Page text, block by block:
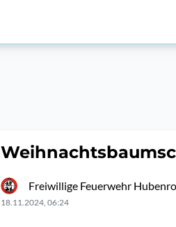
Freiwillige Feuerwehr
18.11.2024, 06:24